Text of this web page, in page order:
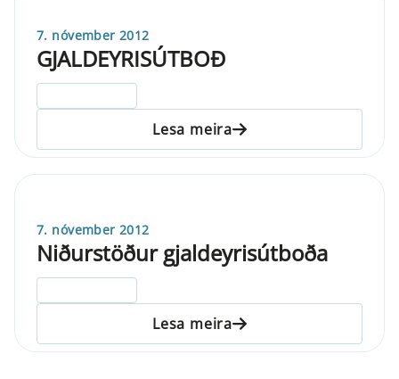
7. nóvember 2012
GJALDEYRISÚTBOÐ
Lesa meira
7. nóvember 2012
Niðurstöður gjaldeyrisútboða
Lesa meira